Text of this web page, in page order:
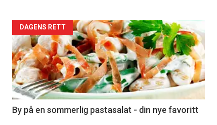
Forsiden
akkurat
nå
-
5
DAGENS RETT
By på en sommerlig pastasalat - din nye favoritt